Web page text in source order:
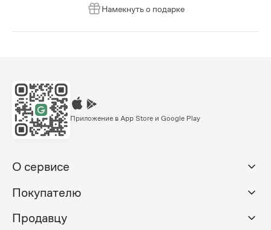
Намекнуть о подарке
Приложение в App Store и Google Play
О сервисе
Покупателю
Продавцу